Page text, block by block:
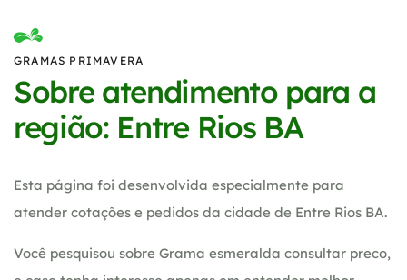
GRAMAS PRIMAVERA
Sobre atendimento para a
região: Entre Rios BA
Esta página foi desenvolvida especialmente para
atender cotações e pedidos da cidade de Entre Rios BA.
Você pesquisou sobre Grama esmeralda consultar preco,